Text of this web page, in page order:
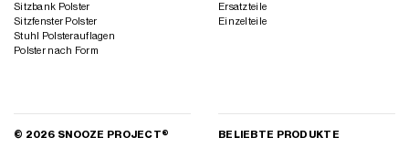
Sitzbank Polster
Sitzfenster Polster
Stuhl Polsterauflagen
Polster nach Form
Ersatzteile
Einzelteile
© 2026 SNOOZE PROJECT® BELIEBTE PRODUKTE